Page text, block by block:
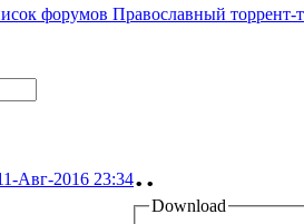
форумов Православный торрент-
Авг-2016 23:34..
Download